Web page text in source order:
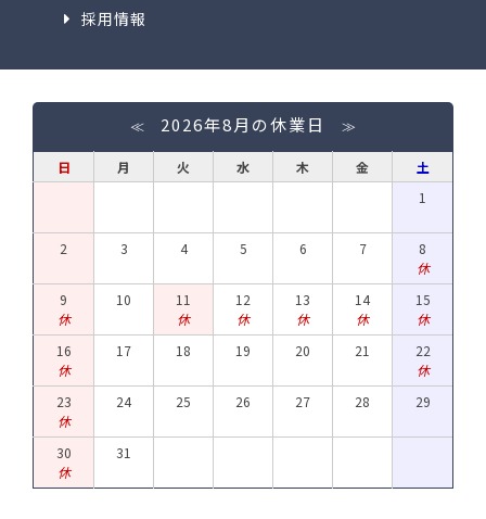
採用情報
≪ 2026年8月の休業日 ≫
日 月 火 水 木 金
土
1
2 3 4 5 6 7
8
休
9
休
10
11
休
12
休
13
休
14
休
15
休
16
休
17 18 19 20 21
22
休
23
休
24 25 26 27 28 29
30
休
31